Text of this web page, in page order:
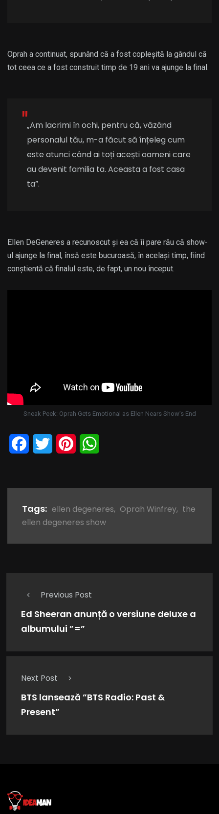
Oprah a continuat, spunând că a fost copleșită la gândul că
tot ceea ce a fost construit timp de 19 ani va ajunge la final.
„Am lacrimi în ochi, pentru că, văzând
personalul tău, m-a făcut să înțeleg cum
este atunci când ai toți acești oameni care
au devenit familia ta. Aceasta a fost casa
ta”.
Ellen DeGeneres a recunoscut și ea că îi pare rău că show-
ul ajunge la final, însă este bucuroasă, în același timp, fiind
conștientă că finalul este, de fapt, un nou început.
Sneak Peek: Oprah Gets Emotional as Ellen Nears Show’s End
Facebook
Twitter Pinterest
Tags: ellen degeneres, Oprah Winfrey, the
ellen degeneres show
Previous Post
Ed Sheeran anunță o versiune deluxe a
albumului ”=”
Next Post
BTS lansează ”BTS Radio: Past &
Present”